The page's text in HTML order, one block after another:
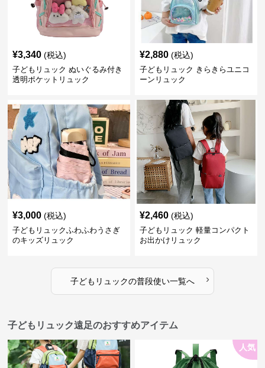
¥3,340 (税込)
子どもリュック ぬいぐるみ付き
透明ポケットリュック
¥2,880 (税込)
子どもリュック きらきらユニコ
ーンリュック
¥3,000 (税込)
子どもリュックふわふわうさぎ
のキッズリュック
¥2,460 (税込)
子どもリュック 軽量コンパクト
お出かけリュック
子どもリュックの普段使い一覧へ ›
子どもリュック遠足のおすすめアイテム
人気